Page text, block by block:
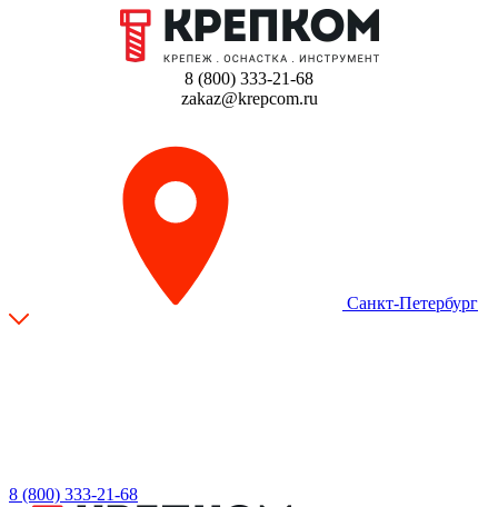
8 (800) 333-21-68
zakaz@krepcom.ru
Санкт-Петербург
8 (800) 333-21-68